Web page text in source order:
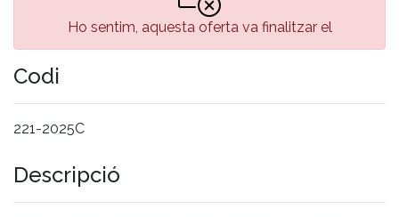
Ho sentim, aquesta oferta va finalitzar el
Codi
221-2025C
Descripció